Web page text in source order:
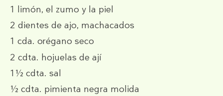
1 limón, el zumo y la piel
2 dientes de ajo, machacados
1 cda. orégano seco
2 cdta. hojuelas de ají
1½ cdta. sal
½ cdta. pimienta negra molida